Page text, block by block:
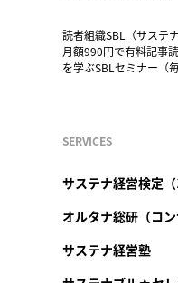
読者組織SBL（サステ
月額990円で有料記事
を学ぶSBLセミナー（
SERVICES
サステナ経営検定（
オルタナ総研（コン
サステナ経営塾